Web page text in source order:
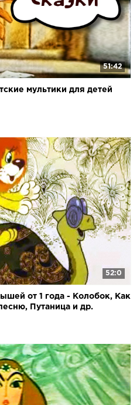
51:42
мультики для детей
52:0
от 1 года - Колобок, Как
Путаница и др.